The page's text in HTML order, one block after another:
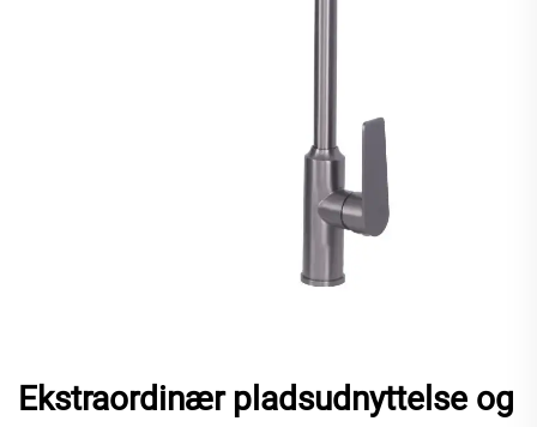
Ekstraordinær pladsudnyttelse og